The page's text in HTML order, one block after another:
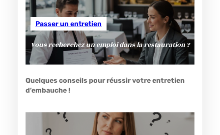
Passer un entretien
Vous recherchez un emploi dans la restauration ?
Quelques conseils pour réussir votre entretien
d’embauche !